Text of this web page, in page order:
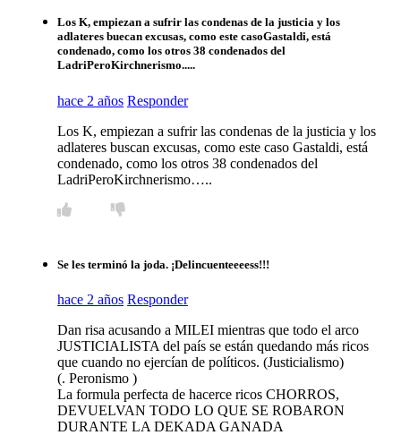
Los K, empiezan a sufrir las condenas de la justicia y los
adlateres buecan excusas, como este casoGastaldi, está
condenado, como los otros 38 condenados del
LadriPeroKirchnerismo.....
hace 2 años Responder
Los K, empiezan a sufrir las condenas de la justicia y los
adlateres buscan excusas, como este caso Gastaldi, está
condenado, como los otros 38 condenados del
LadriPeroKirchnerismo…..
Se les terminó la joda. ¡Delincuenteeeess!!!
hace 2 años Responder
Dan risa acusando a MILEI mientras que todo el arco
JUSTICIALISTA del país se están quedando más ricos
que cuando no ejercían de políticos. (Justicialismo)
(. Peronismo )
La formula perfecta de hacerce ricos CHORROS,
DEVUELVAN TODO LO QUE SE ROBARON
DURANTE LA DEKADA GANADA